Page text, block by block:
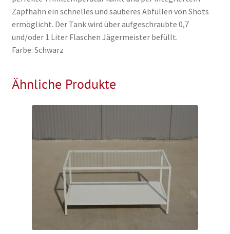
Zapfhahn ein schnelles und sauberes Abfüllen von Shots
ermöglicht. Der Tank wird über aufgeschraubte 0,7
und/oder 1 Liter Flaschen Jägermeister befüllt.
Farbe: Schwarz
Ähnliche Produkte